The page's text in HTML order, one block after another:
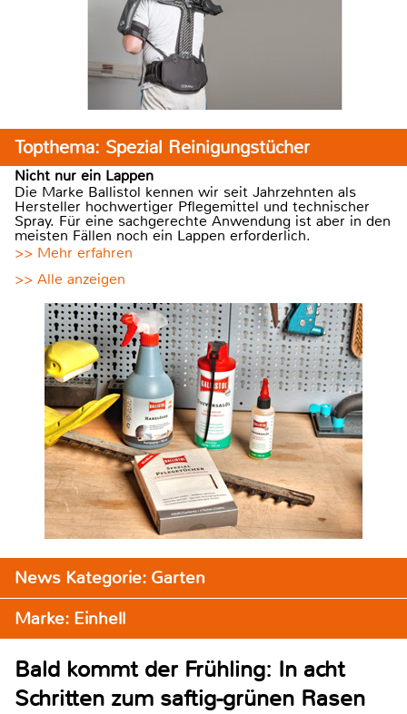
Topthema: Spezial Reinigungstücher
Nicht nur ein Lappen
Die Marke Ballistol kennen wir seit Jahrzehnten als
Hersteller hochwertiger Pflegemittel und technischer
Spray. Für eine sachgerechte Anwendung ist aber in den
meisten Fällen noch ein Lappen erforderlich.
>> Mehr erfahren
>> Alle anzeigen
News Kategorie: Garten
Marke: Einhell
Bald kommt der Frühling: In acht
Schritten zum saftig-grünen Rasen